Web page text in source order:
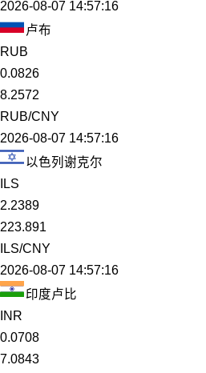
2026-08-07 14:57:16
卢布
RUB
0.0826
8.2572
RUB/CNY
2026-08-07 14:57:16
以色列谢克尔
ILS
2.2389
223.891
ILS/CNY
2026-08-07 14:57:16
印度卢比
INR
0.0708
7.0843